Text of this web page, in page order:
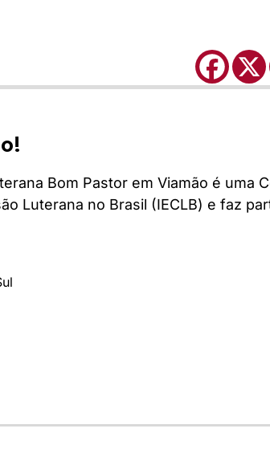
Bom Pastor em Viamão é uma
Luterana no Brasil (IECLB) e faz